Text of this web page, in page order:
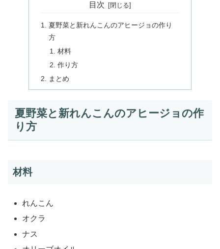
目次
夏野菜と新れんこんのアヒージョの作り
方
材料
作り方
まとめ
夏野菜と新れんこんのアヒージョの作
り方
材料
れんこん
オクラ
ナス